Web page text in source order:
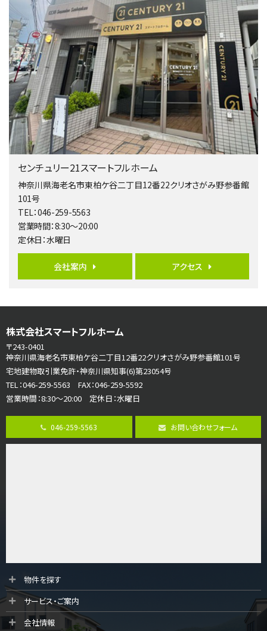
相模大野駅
バ9分・歩4分
２０１５年６月築、積水ハウス施工住宅です。 南東…
第4位
4,080万円
4ＬＤＫ
淵野辺駅
歩17分
南側道路に面しており日当たり良好。 キッチンから…
第5位
3,680万円
バ19分・ 歩8分
開放感があり日当たり良好な南西・北西角地区画。 …
第6位
4ＬＤＫ
さがみ野駅
古淵駅
バ12分 歩4分
並列２台駐車可。１階はリビングと水まわりをまとめ…
第8位
3,680万円
4ＳＬＤＫ
海老名駅
第10位
4,190万円
桜ヶ丘駅
センチュリー21スマートフルホーム
神奈川県海老名市東柏ケ谷二丁目12番22クリオさがみ野参番館
101号
TEL：046-259-5563
営業時間：8:30～20:00
定休日：水曜日
会社案内 アクセス
株式会社スマートフルホーム
〒243-0401
神奈川県海老名市東柏ケ谷二丁目12番22クリオさがみ野参番館101号
宅地建物取引業免許・神奈川県知事(6)第23054号
TEL：046-259-5563 FAX：046-259-5592
営業時間：8:30～20:00 定休日：水曜日
046-259-5563 お問い合わせフォーム
物件を探す
サービス・ご案内
会社情報